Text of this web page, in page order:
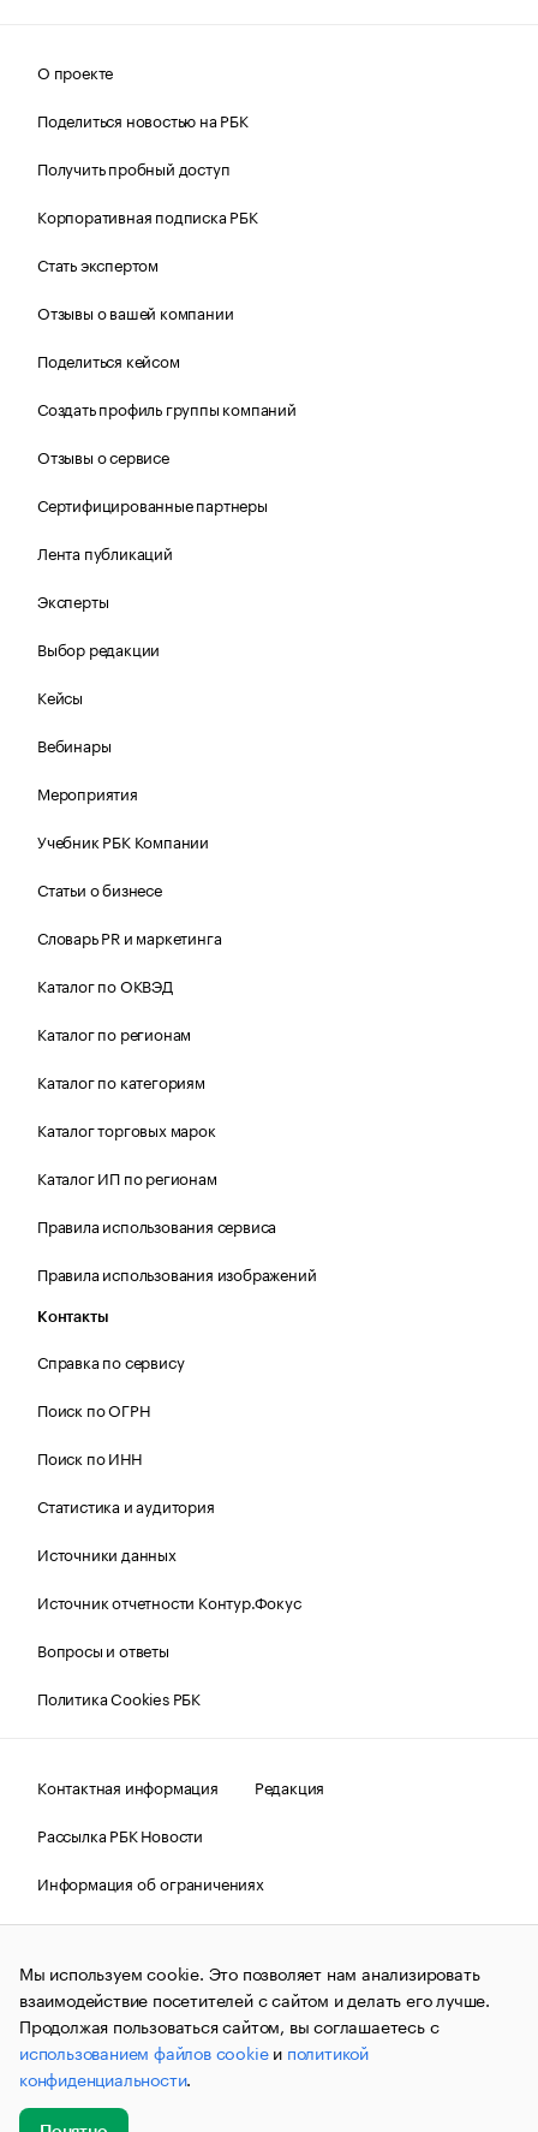
О проекте
Поделиться новостью на РБК
Получить пробный доступ
Корпоративная подписка РБК
Стать экспертом
Отзывы о вашей компании
Поделиться кейсом
Создать профиль группы компаний
Отзывы о сервисе
Сертифицированные партнеры
Лента публикаций
Эксперты
Выбор редакции
Кейсы
Вебинары
Мероприятия
Учебник РБК Компании
Статьи о бизнесе
Словарь PR и маркетинга
Каталог по ОКВЭД
Каталог по регионам
Каталог по категориям
Каталог торговых марок
Каталог ИП по регионам
Правила использования сервиса
Правила использования изображений
Контакты
Справка по сервису
Поиск по ОГРН
Поиск по ИНН
Статистика и аудитория
Источники данных
Источник отчетности Контур.Фокус
Вопросы и ответы
Политика Cookies РБК
Контактная информация
Редакция
Рассылка РБК Новости
Информация об ограничениях
Правовая информация
О соблюдении авторских прав
© АО «РОСБИЗНЕСКОНСАЛТИНГ»,1995–2026.Сообщения
и материалы информационного агентства «РБК»
(зарегистрировано Федеральной службой по надзору в сфере
связи, информационных технологий и массовых
коммуникаций (Роскомнадзор) 09.12.2015 за номером ИА
№ФС77-63848) сопровождаются пометкой «РБК». Отдельные
публикации могут содержать информацию,
не предназначенную для пользователей
Мы используем cookie. Это позволяет нам анализировать
взаимодействие посетителей с сайтом и делать его лучше.
Продолжая пользоваться сайтом, вы соглашаетесь с
использованием файлов cookieи политикой
конфиденциальности.